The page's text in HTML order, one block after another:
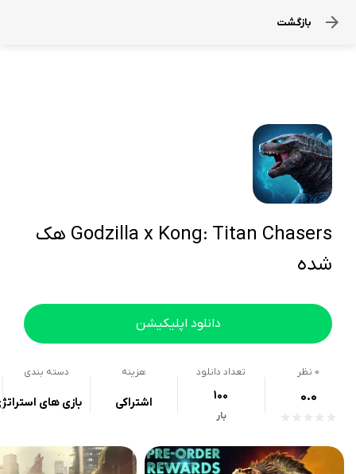
بازگشت
Godzilla x Kong: Titan Chasers هک
شده
دانلود اپلیکیشن
0 نظر
0.0
تعداد دانلود
100
بار
هزینه
اشتراکی
دسته بندی
بازی های